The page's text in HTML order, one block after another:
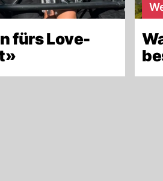
fürs Love-